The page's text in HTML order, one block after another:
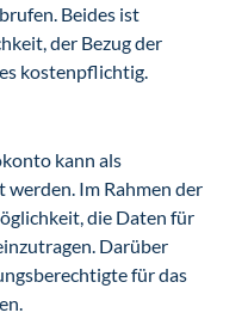
Beides ist
der Bezug der
kostenpflichtig.
kann als
Im Rahmen der
die Daten für
Darüber
für das